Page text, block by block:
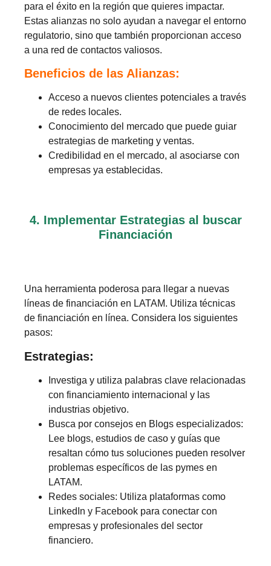
para el éxito en la región que quieres impactar.
Estas alianzas no solo ayudan a navegar el entorno
regulatorio, sino que también proporcionan acceso
a una red de contactos valiosos.
Beneficios de las Alianzas:
Acceso a nuevos clientes potenciales a través
de redes locales.
Conocimiento del mercado que puede guiar
estrategias de marketing y ventas.
Credibilidad en el mercado, al asociarse con
empresas ya establecidas.
4. Implementar Estrategias al buscar
Financiación
Una herramienta poderosa para llegar a nuevas
líneas de financiación en LATAM. Utiliza técnicas
de financiación en línea. Considera los siguientes
pasos:
Estrategias:
Investiga y utiliza palabras clave relacionadas
con financiamiento internacional y las
industrias objetivo.
Busca por consejos en Blogs especializados:
Lee blogs, estudios de caso y guías que
resaltan cómo tus soluciones pueden resolver
problemas específicos de las pymes en
LATAM.
Redes sociales: Utiliza plataformas como
LinkedIn y Facebook para conectar con
empresas y profesionales del sector
financiero.